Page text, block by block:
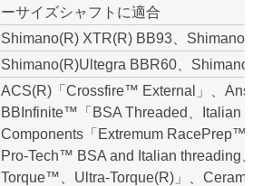
ーサイズシャフトに適合
Shimano(R) XTR(R) BB93、Shimano(R)
Shimano(R)Ultegra BBR60、
ACS(R)「Crossfire™ External」、
BBInfinite™「BSA Threaded、Italian
Components「Extremum RacePrep™、
Pro-Tech™ BSA and Italian threading、
Torque™、Ultra-Torque(R)」、